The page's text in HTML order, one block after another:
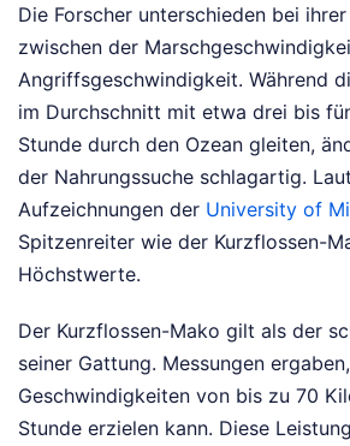
Die Forscher unterschieden bei
zwischen der
Angriffsgeschwindigkeit. Während
im Durchschnitt mit etwa drei bis
Stunde durch den Ozean gleiten,
der Nahrungssuche schlagartig.
Aufzeichnungen der University of
Spitzenreiter wie der Kurzflossen-
Höchstwerte.
Der Kurzflossen-Mako gilt als der
seiner Gattung. Messungen
Geschwindigkeiten von bis zu 70
Stunde erzielen kann. Diese